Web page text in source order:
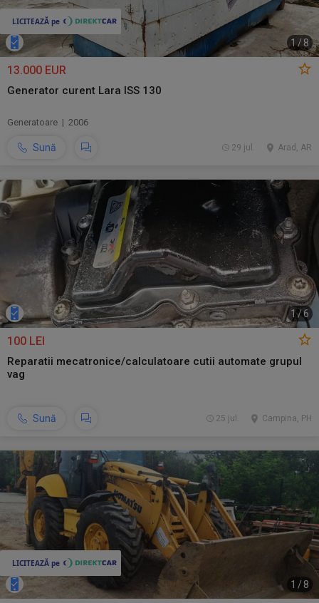
1 /8
13.000 EUR
Generator curent Lara ISS 130
Generatoare | 2006
Sună Arad, AR
29 jul.
1/6
100 LEI
Reparatii mecatronice/calculatoare cutii automate grupul
vag
Sună Campina, PH
25 jul.
1 / 8